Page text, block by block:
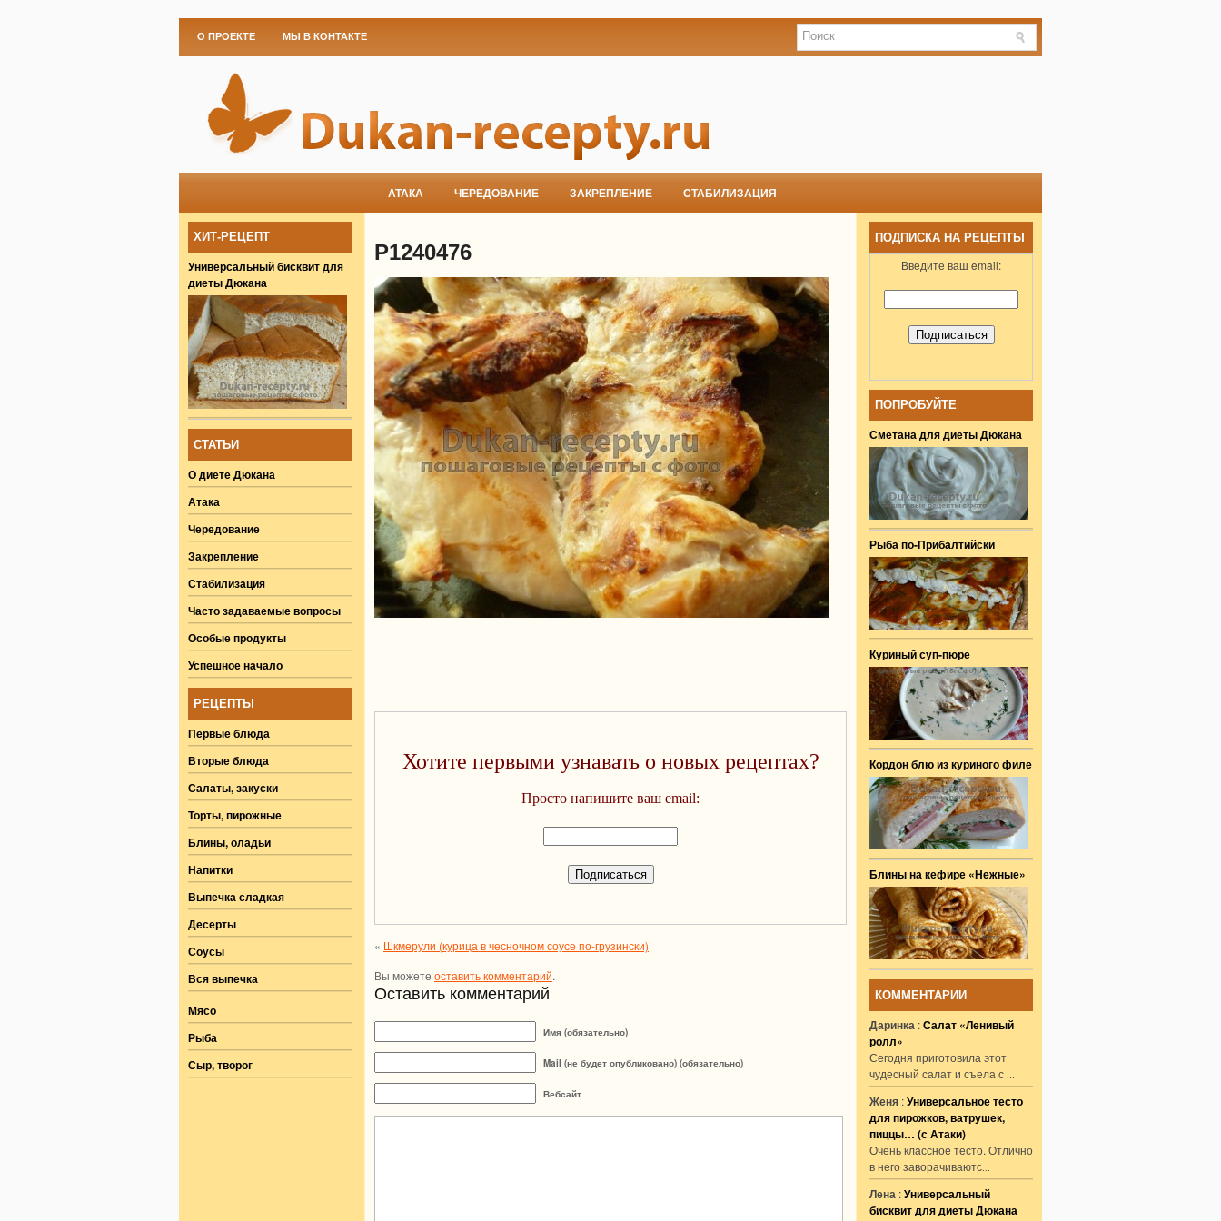
О ПРОЕКТЕ МЫ В КОНТАКТЕ
АТАКА ЧЕРЕДОВАНИЕ ЗАКРЕПЛЕНИЕ СТАБИЛИЗАЦИЯ
ХИТ-РЕЦЕПТ
Универсальный бисквит для
диеты Дюкана
СТАТЬИ
О диете Дюкана
Атака
Чередование
Закрепление
Стабилизация
Часто задаваемые вопросы
Особые продукты
Успешное начало
РЕЦЕПТЫ
Первые блюда
Вторые блюда
Салаты, закуски
Торты, пирожные
Блины, оладьи
Напитки
Выпечка сладкая
Десерты
Соусы
Вся выпечка
Мясо
Рыба
Сыр, творог
P1240476
Хотите первыми узнавать о новых рецептах?
Просто напишите ваш email:
« Шкмерули (курица в чесночном соусе по-грузински)
Вы можете оставить комментарий.
Оставить комментарий
Имя (обязательно)
Mail (не будет опубликовано) (обязательно)
Вебсайт
ПОДПИСКА НА РЕЦЕПТЫ
Введите ваш email:
ПОПРОБУЙТЕ
Сметана для диеты Дюкана
Рыба по-Прибалтийски
Куриный суп-пюре
Кордон блю из куриного филе
Блины на кефире «Нежные»
КОММЕНТАРИИ
Даринка :Салат «Ленивый
ролл»
Сегодня приготовила этот
чудесный салат и съела с ...
Женя :Универсальное тесто
для пирожков, ватрушек,
пиццы… (с Атаки)
Очень классное тесто. Отлично
в него заворачиваютс...
Лена :Универсальный
бисквит для диеты Дюкана